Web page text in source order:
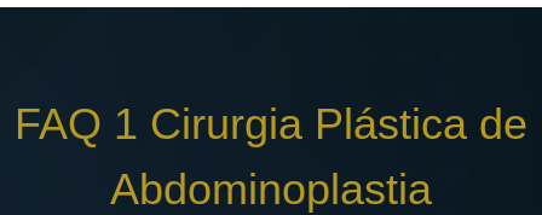
Abdominoplastia
FAQ 1 Cirurgia Plástica de
Abdominoplastia